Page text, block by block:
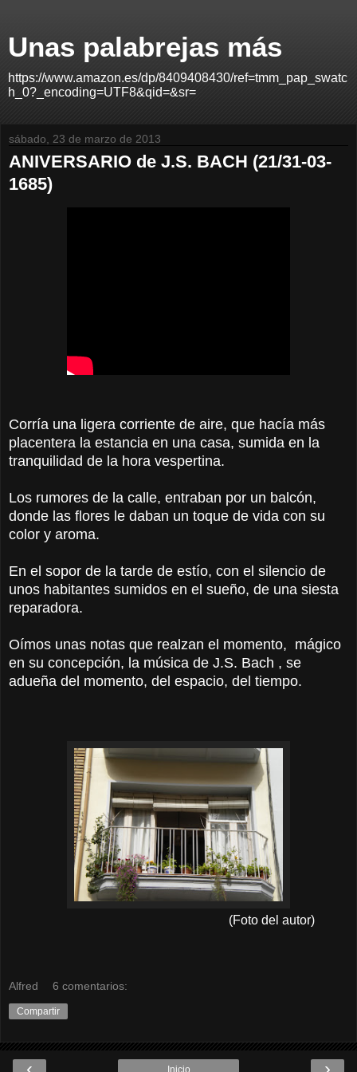
Unas palabrejas más
https://www.amazon.es/dp/8409408430/ref=tmm_pap_swatc
h_0?_encoding=UTF8&qid=&sr=
sábado, 23 de marzo de 2013
ANIVERSARIO de J.S. BACH (21/31-03-
1685)
Corría una ligera corriente de aire, que hacía más
placentera la estancia en una casa, sumida en la
tranquilidad de la hora vespertina.
Los rumores de la calle, entraban por un balcón,
donde las flores le daban un toque de vida con su
color y aroma.
En el sopor de la tarde de estío, con el silencio de
unos habitantes sumidos en el sueño, de una siesta
reparadora.
Oímos unas notas que realzan el momento, mágico
en su concepción, la música de J.S. Bach , se
adueña del momento, del espacio, del tiempo.
(Foto del autor)
Alfred 6 comentarios:
Compartir